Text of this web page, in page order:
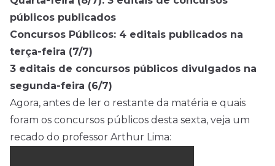
públicos publicados
Concursos Públicos: 4 editais publicados na
terça-feira (7/7)
3 editais de concursos públicos divulgados na
segunda-feira (6/7)
Agora, antes de ler o restante da matéria e quais
foram os concursos públicos desta sexta, veja um
recado do professor Arthur Lima: